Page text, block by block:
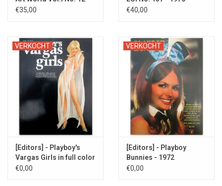
1955
€35,00
€40,00
VERKOCHT
[Editors] - Playboy's
Vargas Girls in full color
- 1972
€0,00
VERKOCHT
[Editors] - Playboy
Bunnies - 1972
€0,00